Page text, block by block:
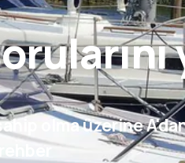
olma üzerine